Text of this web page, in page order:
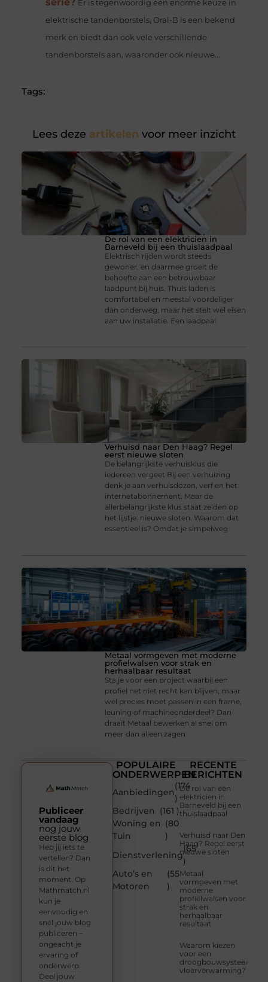
Er is tegenwoordig een enorme keuze in
elektrische tandenborstels, Oral-B is een bekend
merk en biedt dan ook vele verschillende
tandenborstels aan, waaronder ook nieuwe...
Tags:
Lees deze artikelen voor meer inzicht
De rol van een elektricien in
Barneveld bij een thuislaadpaal
Elektrisch rijden wordt steeds
gewoner, en daarmee groeit de
behoefte aan een betrouwbaar
laadpunt bij huis. Thuis laden is
comfortabel en meestal voordeliger
dan onderweg, maar het stelt wel eisen
aan uw installatie. Een laadpaal
Verhuisd naar Den Haag? Regel
eerst nieuwe sloten
De belangrijkste verhuisklus die
iedereen vergeet Bij een verhuizing
denk je aan verhuisdozen, verf en het
internetabonnement. Maar de
allerbelangrijkste klus staat zelden op
het lijstje: nieuwe sloten. Waarom dat
essentieel is? Omdat je simpelweg
Metaal vormgeven met moderne
profielwalsen voor strak en
herhaalbaar resultaat
Sta je voor een project waarbij een
profiel net niet recht kan blijven, maar
wél precies moet passen in een frame,
leuning of machineonderdeel? Dan
draait Metaal bewerken al snel om
meer dan alleen zagen
POPULAIRE
ONDERWERPEN
Aanbiedingen
(174
)
Bedrijven
(161 )
Woning en
Tuin
(80
)
Dienstverlening
(65
)
Auto’s en
Motoren
(55
)
RECENTE
BERICHTEN
De rol van een
elektricien in
Barneveld bij een
thuislaadpaal
Verhuisd naar Den
Haag? Regel eerst
nieuwe sloten
Metaal
vormgeven met
moderne
profielwalsen voor
strak en
herhaalbaar
resultaat
Waarom kiezen
voor een
droogbouwsysteem
vloerverwarming?
Publiceer
vandaag
nog jouw
eerste blog
Heb jij iets te
vertellen? Dan
is dit het
moment. Op
Mathmatch.nl
kun je
eenvoudig en
snel jouw blog
publiceren –
ongeacht je
ervaring of
onderwerp.
Deel jouw